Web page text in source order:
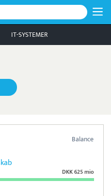
IT-SYSTEMER
Balance
DKK 625 mio